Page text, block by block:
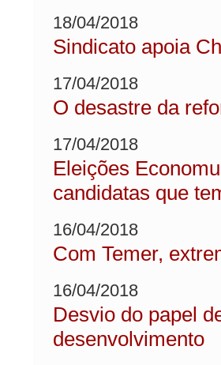
18/04/2018
Sindicato apoia
17/04/2018
O desastre da
17/04/2018
Eleições
candidatas que
16/04/2018
Com Temer,
16/04/2018
Desvio do papel
desenvolvimento